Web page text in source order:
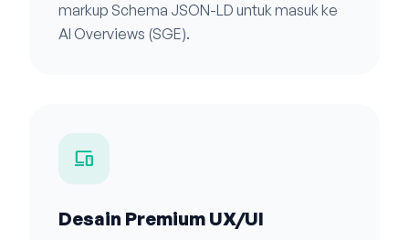
markup Schema JSON-LD untuk masuk ke
AI Overviews (SGE).
devices
Desain Premium UX/UI